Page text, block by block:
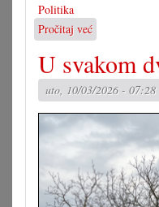
Politika
Pročitaj već
Škola
u
Beču:
»Krećemo
6.
septembra
2027.«
U svakom
uto, 10/03/2026 - 07:28